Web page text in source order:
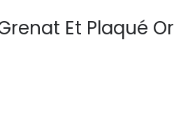
Et Plaqué Or